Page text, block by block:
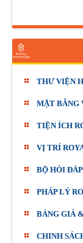
THƯ VIỆN
MẶT BẰNG
TIỆN ÍCH
VỊ TRÍ
BỘ HỎI
PHÁP LÝ
BẢNG GIÁ
CHINH